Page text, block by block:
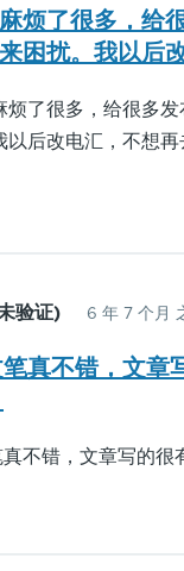
烦了很多，给
困扰。我以后
烦了很多，给很多
以后改电汇，不想再
验证) 6 年 7 个月
真不错，文章
不错，文章写的很